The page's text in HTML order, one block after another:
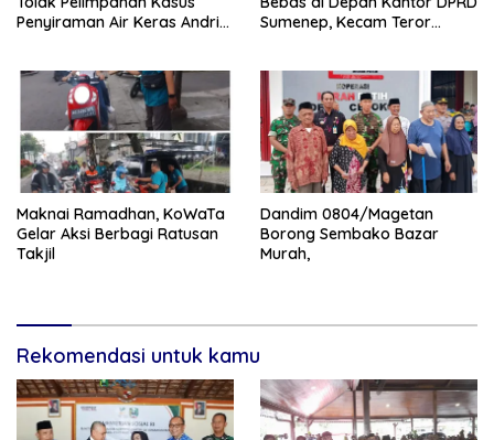
Penyiraman Air Keras Andrie
Sumenep, Kecam Teror
Maknai Ramadhan, KoWaTa
Gelar Aksi Berbagi Ratusan
Takjil
Dandim 0804/Magetan
Borong Sembako Bazar
Murah,
Rekomendasi untuk kamu